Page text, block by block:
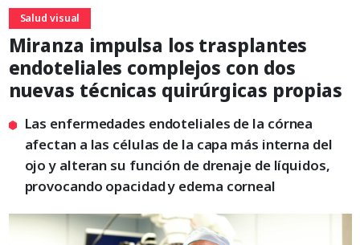
Salud visual
Miranza impulsa los trasplantes
endoteliales complejos con dos
nuevas técnicas quirúrgicas propias
Las enfermedades endoteliales de la córnea
afectan a las células de la capa más interna del
ojo y alteran su función de drenaje de líquidos,
provocando opacidad y edema corneal